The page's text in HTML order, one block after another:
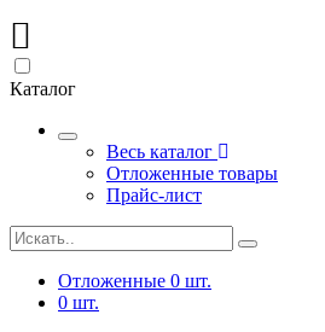
Каталог
Весь каталог
Отложенные товары
Прайс-лист
Отложенные 0 шт.
0 шт.